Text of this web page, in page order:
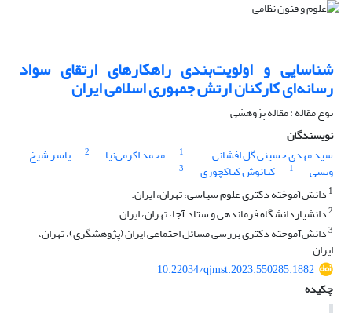
شناسایی و اولویت‌بندی راهکارهای ارتقای سواد
رسانه‌ای کارکنان ارتش جمهوری اسلامی ایران
نوع مقاله : مقاله پژوهشی
نویسندگان
سید مهدی حسینی گل افشانی
1 محمد اکرمی‌نیا 2 یاسر شیخ
ویسی 1 کیانوش کیاکچوری
3
1 دانش‌آموخته دکتری علوم سیاسی، تهران، ایران.
2دانشیاردانشگاه فرماندهی و ستاد آجا، تهران، ایران.
3دانش‌آموخته دکتری بررسی مسائل اجتماعی ایران (پژوهشگری)، تهران،
ایران.
10.22034/qjmst.2023.550285.1882
چکیده